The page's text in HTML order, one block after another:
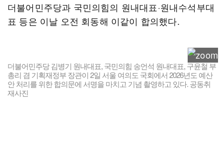
더불어민주당과 국민의힘의 원내대표·원내수석부대
표 등은 이날 오전 회동해 이같이 합의했다.
더불어민주당 김병기 원내대표, 국민의힘 송언석 원내대표, 구윤철 부
총리 겸 기획재정부 장관이 2일 서울 여의도 국회에서 2026년도 예산
안 처리를 위한 합의문에 서명을 마치고 기념 촬영하고 있다. 공동취
재사진